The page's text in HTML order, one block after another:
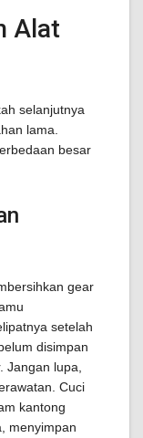
Alat
selanjutnya
lama.
besar
gear
setelah
disimpan
Jangan lupa,
Cuci
kantong
menyimpan